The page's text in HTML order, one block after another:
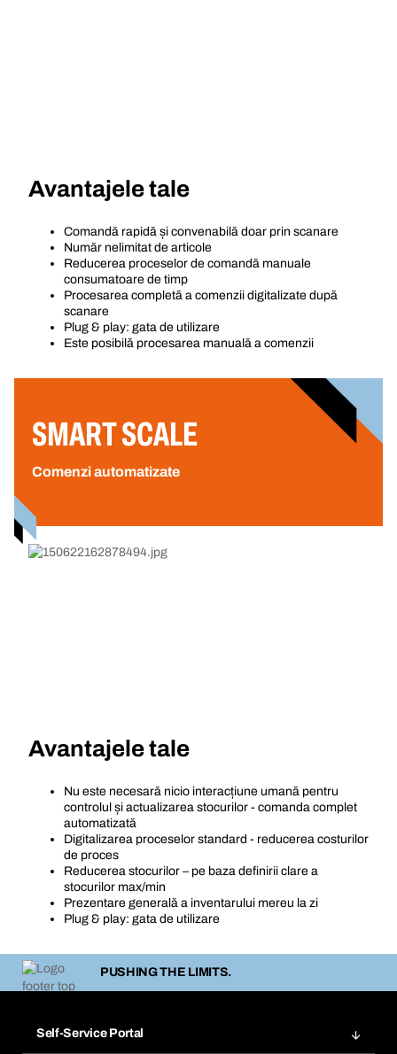
Avantajele tale
Comandă rapidă și convenabilă doar prin scanare
Număr nelimitat de articole
Reducerea proceselor de comandă manuale
consumatoare de timp
Procesarea completă a comenzii digitalizate după
scanare
Plug & play: gata de utilizare
Este posibilă procesarea manuală a comenzii
SMART SCALE
Comenzi automatizate
Avantajele tale
Nu este necesară nicio interacțiune umană pentru
controlul și actualizarea stocurilor - comanda complet
automatizată
Digitalizarea proceselor standard - reducerea costurilor
de proces
Reducerea stocurilor – pe baza definirii clare a
stocurilor max/min
Prezentare generală a inventarului mereu la zi
Plug & play: gata de utilizare
PUSHING THE LIMITS.
Self-Service Portal